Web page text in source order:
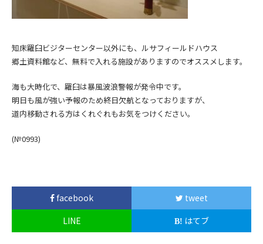
知床羅臼ビジターセンター以外にも、ルサフィールドハウス
郷土資料館など、無料で入れる施設がありますのでオススメします。
海も大時化で、羅臼は暴風波浪警報が発令中です。
明日も風が強い予報のため終日欠航となっておりますが、
道内移動される方はくれぐれもお気をつけください。
(№0993)
facebook
tweet
LINE
はてブ